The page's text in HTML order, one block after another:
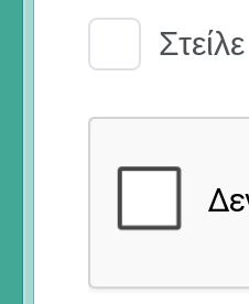
Email